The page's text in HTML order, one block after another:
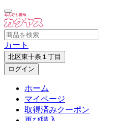
カート
北区東十条１丁目
ログイン
ホーム
マイページ
取得済みクーポン